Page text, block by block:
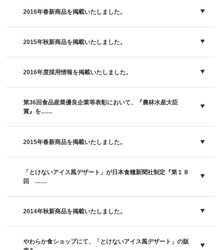
2016年春新商品を掲載いたしました。
2015年秋新商品を掲載いたしました。
2016年度採用情報を掲載いたしました。
第36回食品産業優良企業等表彰において、『農林水産大臣
賞』を……
2015年春新商品を掲載いたしました。
「とけないアイス風デザート」が日本食糧新聞社制定『第１８
回 ……
2014年秋新商品を掲載いたしました。
やわらか食ショップにて、「とけないアイス風デザート」の販